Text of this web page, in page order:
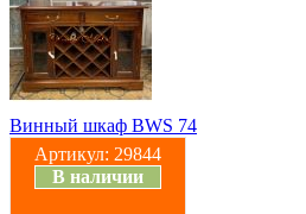
Винный шкаф BWS 74
Артикул: 29844
В наличии